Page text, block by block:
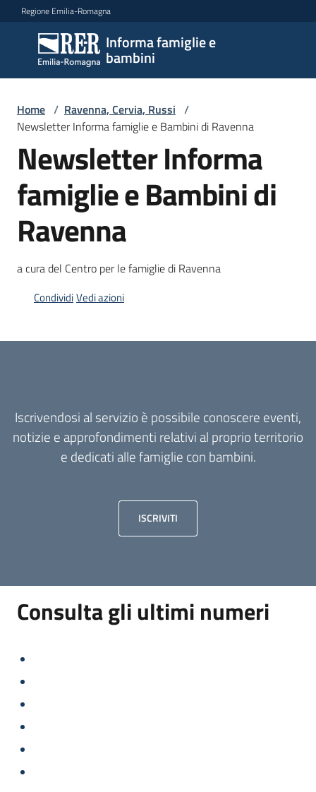
Vai al contenuto
Vai alla navigazione
Vai al footer
Regione Emilia-Romagna
Informa famiglie e
bambini
Informa
famiglie
e
bambini
Argomenti
Servizi
per
famiglie
Home / Ravenna, Cervia, Russi /
Newsletter Informa famiglie e Bambini di Ravenna
Newsletter Informa
famiglie e Bambini di
Ravenna
a cura del Centro per le famiglie di Ravenna
CondividiVedi azioni
Iscrivendosi al servizio è possibile conoscere eventi,
notizie e approfondimenti relativi al proprio territorio
e dedicati alle famiglie con bambini.
ISCRIVITI
Consulta gli ultimi numeri